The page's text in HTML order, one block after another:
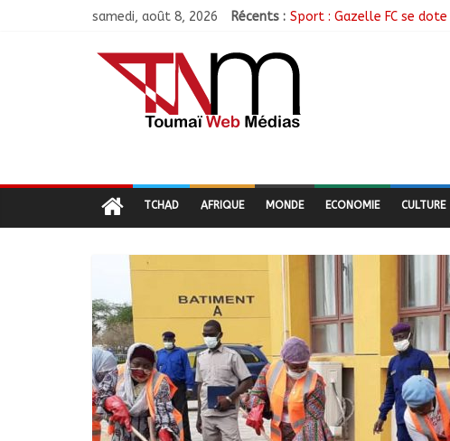
samedi, août 8, 2026 Récents : Sport : Gazelle FC se
Politique : Le RPC lance
Ati : Une journée de
TCHAD AFRIQUE MONDE ECONOMIE CULTURE